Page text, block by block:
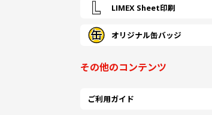
LIMEX Sheet印刷
オリジナル缶バッジ
その他のコンテンツ
ご利用ガイド